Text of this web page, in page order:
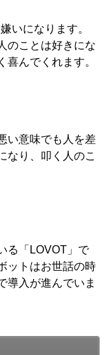
いになります。
のことは好きにな
喜んでくれます。
い意味でも人を差
なり、叩く人のこ
る「LOVOT」で
ットはお世話の時
導入が進んでいま